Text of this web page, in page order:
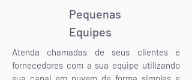
Pequenas
Equipes
Atenda chamadas de seus clientes e
fornecedores com a sua equipe utilizando